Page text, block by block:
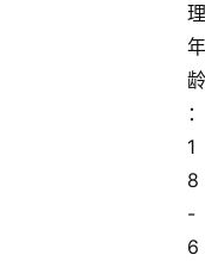
理
年
龄
：
1
8
-
6